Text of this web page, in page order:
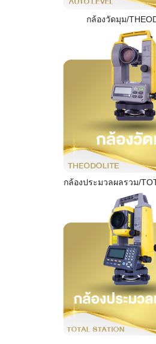
กล้องวัดมุม/
กล้องประมวลผลรวม/